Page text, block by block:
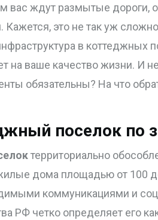
вас ждут размытые дороги,
Кажется, это не так уж
в коттеджных
на ваше качество жизни. И
обязательны? На что
поселок по
территориально
дома площадью от 100
коммуникациями и
РФ четко определяет его